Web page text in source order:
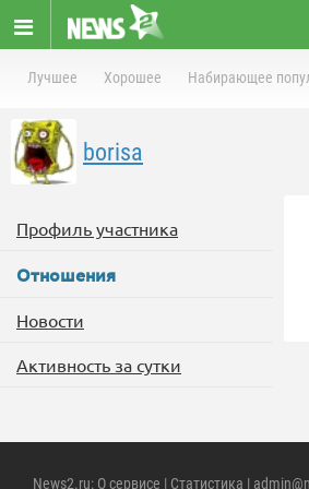
Лучшее Хорошее Набирающее
borisa
Профиль участника
Отношения
Новости
Активность за сутки
News2.ru: О сервисе | Статистика |